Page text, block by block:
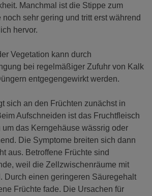
Manchmal ist die Stippe zum
noch sehr gering und tritt erst während
hervor.
Vegetation kann durch
bei regelmäßiger Zufuhr von Kalk
entgegengewirkt werden.
sich an den Früchten zunächst in
Aufschneiden ist das Fruchtfleisch
um das Kerngehäuse wässrig oder
Die Symptome breiten sich dann
aus. Betroffene Früchte sind
weil die Zellzwischenräume mit
Durch einen geringeren Säuregehalt
Früchte fade. Die Ursachen für